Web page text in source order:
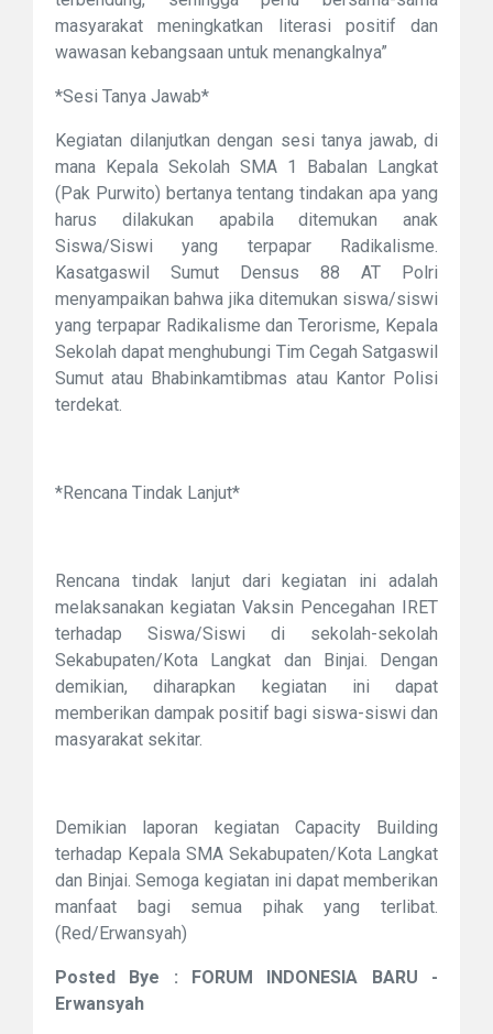
masyarakat meningkatkan literasi positif dan
wawasan kebangsaan untuk menangkalnya”
*Sesi Tanya Jawab*
Kegiatan dilanjutkan dengan sesi tanya jawab, di
mana Kepala Sekolah SMA 1 Babalan Langkat
(Pak Purwito) bertanya tentang tindakan apa yang
harus dilakukan apabila ditemukan anak
Siswa/Siswi yang terpapar Radikalisme.
Kasatgaswil Sumut Densus 88 AT Polri
menyampaikan bahwa jika ditemukan siswa/siswi
yang terpapar Radikalisme dan Terorisme, Kepala
Sekolah dapat menghubungi Tim Cegah Satgaswil
Sumut atau Bhabinkamtibmas atau Kantor Polisi
terdekat.
*Rencana Tindak Lanjut*
Rencana tindak lanjut dari kegiatan ini adalah
melaksanakan kegiatan Vaksin Pencegahan IRET
terhadap Siswa/Siswi di sekolah-sekolah
Sekabupaten/Kota Langkat dan Binjai. Dengan
demikian, diharapkan kegiatan ini dapat
memberikan dampak positif bagi siswa-siswi dan
masyarakat sekitar.
Demikian laporan kegiatan Capacity Building
terhadap Kepala SMA Sekabupaten/Kota Langkat
dan Binjai. Semoga kegiatan ini dapat memberikan
manfaat bagi semua pihak yang terlibat.
(Red/Erwansyah)
Posted Bye : FORUM INDONESIA BARU -
Erwansyah